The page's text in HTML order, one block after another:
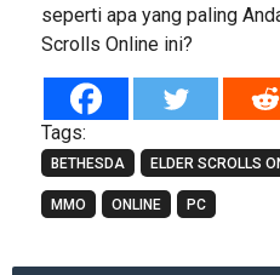
seperti apa yang paling
Scrolls Online ini?
Tags:
BETHESDA ELDER SCROLLS
MMO ONLINE PC